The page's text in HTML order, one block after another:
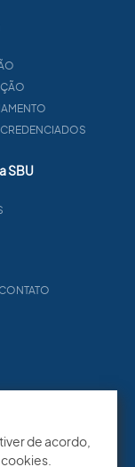
SBU
de acordo,